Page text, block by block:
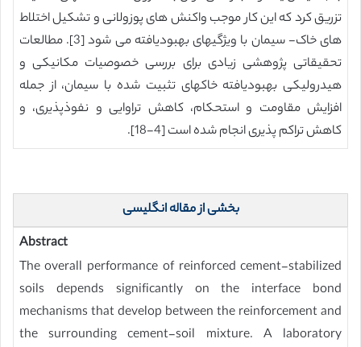
تزریق کرد که این کار موجب واکنش های پوزولانی و تشکیل اختلاط
های خاک- سیمان با ویژگیهای بهبودیافته می شود [3]. مطالعات
تحقیقاتی پژوهشی زیادی برای بررسی خصوصیات مکانیکی و
هیدرولیکی بهبودیافته خاکهای تثبیت شده با سیمان، از جمله
افزایش مقاومت و استحکام، کاهش تراوایی و نفوذپذیری، و
کاهش تراکم پذیری انجام شده است [4-18].
بخشی از مقاله انگلیسی
Abstract
The overall performance of reinforced cement-stabilized
soils depends significantly on the interface bond
mechanisms that develop between the reinforcement and
the surrounding cement-soil mixture. A laboratory